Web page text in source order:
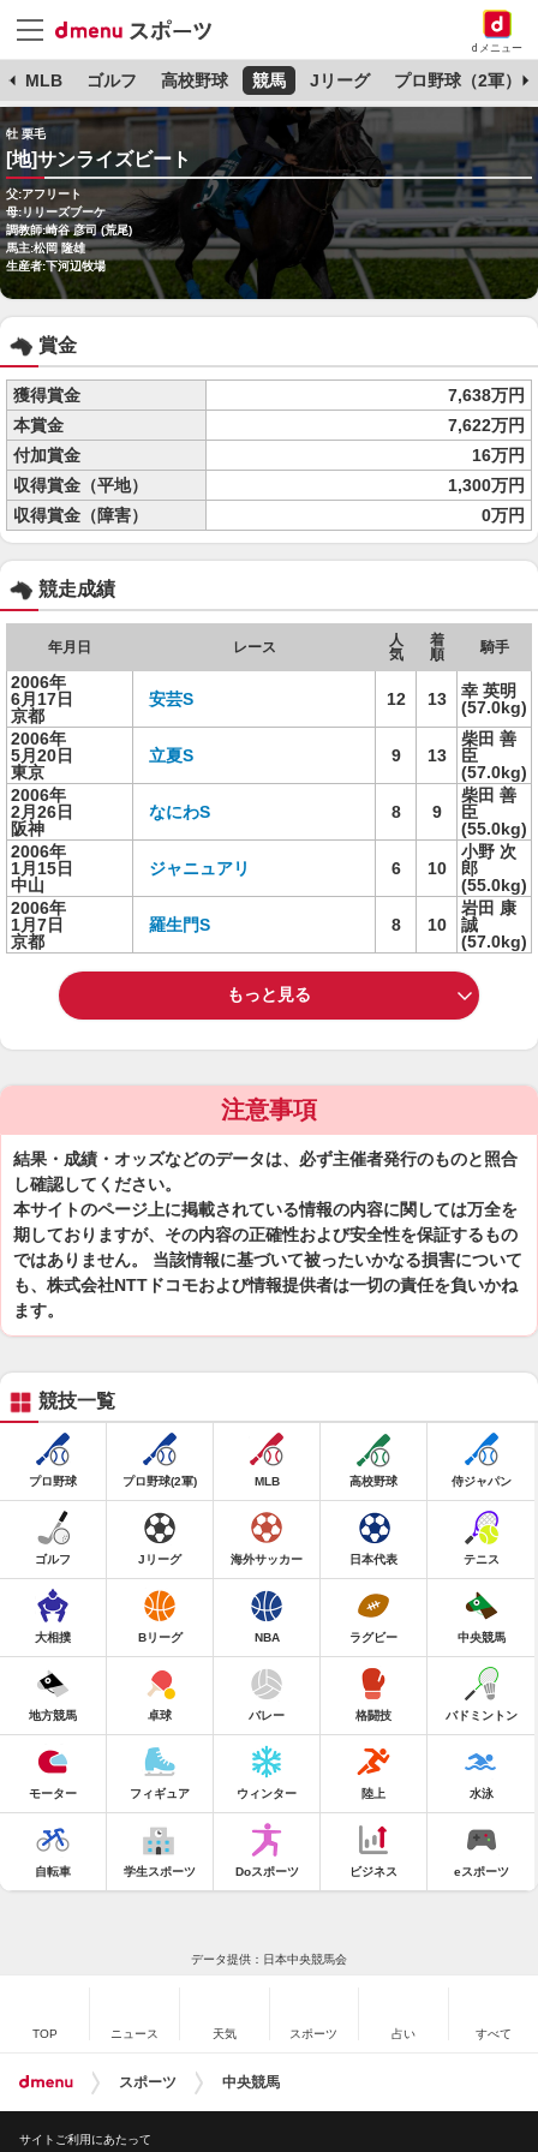
dメニュー
MLB ゴルフ 高校野球 競馬 Jリーグ プロ野球（2軍）
牡 栗毛
[地]サンライズビート
父:アフリート
母:リリーズブーケ
調教師:崎谷 彦司 (荒尾)
馬主:松岡 隆雄
生産者:下河辺牧場
賞金
獲得賞金
7,638万円
本賞金
7,622万円
付加賞金
16万円
収得賞金（平地）
1,300万円
収得賞金（障害）
0万円
競走成績
年月日 レース
人
気
着
順
騎手
2006年
6月17日
京都
安芸S 12 13
幸 英明
(57.0kg)
2006年
5月20日
東京
立夏S 9 13
柴田 善
臣
(57.0kg)
2006年
2月26日
阪神
なにわS 8 9
柴田 善
臣
(55.0kg)
2006年
1月15日
中山
ジャニュアリ 6 10
小野 次
郎
(55.0kg)
2006年
1月7日
京都
羅生門S 8 10
岩田 康
誠
(57.0kg)
もっと見る
注意事項
結果・成績・オッズなどのデータは、必ず主催者発行のものと照合
し確認してください。
本サイトのページ上に掲載されている情報の内容に関しては万全を
期しておりますが、その内容の正確性および安全性を保証するもの
ではありません。 当該情報に基づいて被ったいかなる損害について
も、株式会社NTTドコモおよび情報提供者は一切の責任を負いかね
ます。
競技一覧
プロ野球 プロ野球(2軍) MLB 高校野球 侍ジャパン
ゴルフ Jリーグ 海外サッカー 日本代表 テニス
大相撲 Bリーグ NBA ラグビー 中央競馬
地方競馬 卓球 バレー 格闘技 バドミントン
モーター フィギュア ウィンター 陸上 水泳
自転車 学生スポーツ Doスポーツ ビジネス eスポーツ
データ提供：日本中央競馬会
TOP ニュース 天気 スポーツ 占い すべて
スポーツ 中央競馬
サイトご利用にあたって